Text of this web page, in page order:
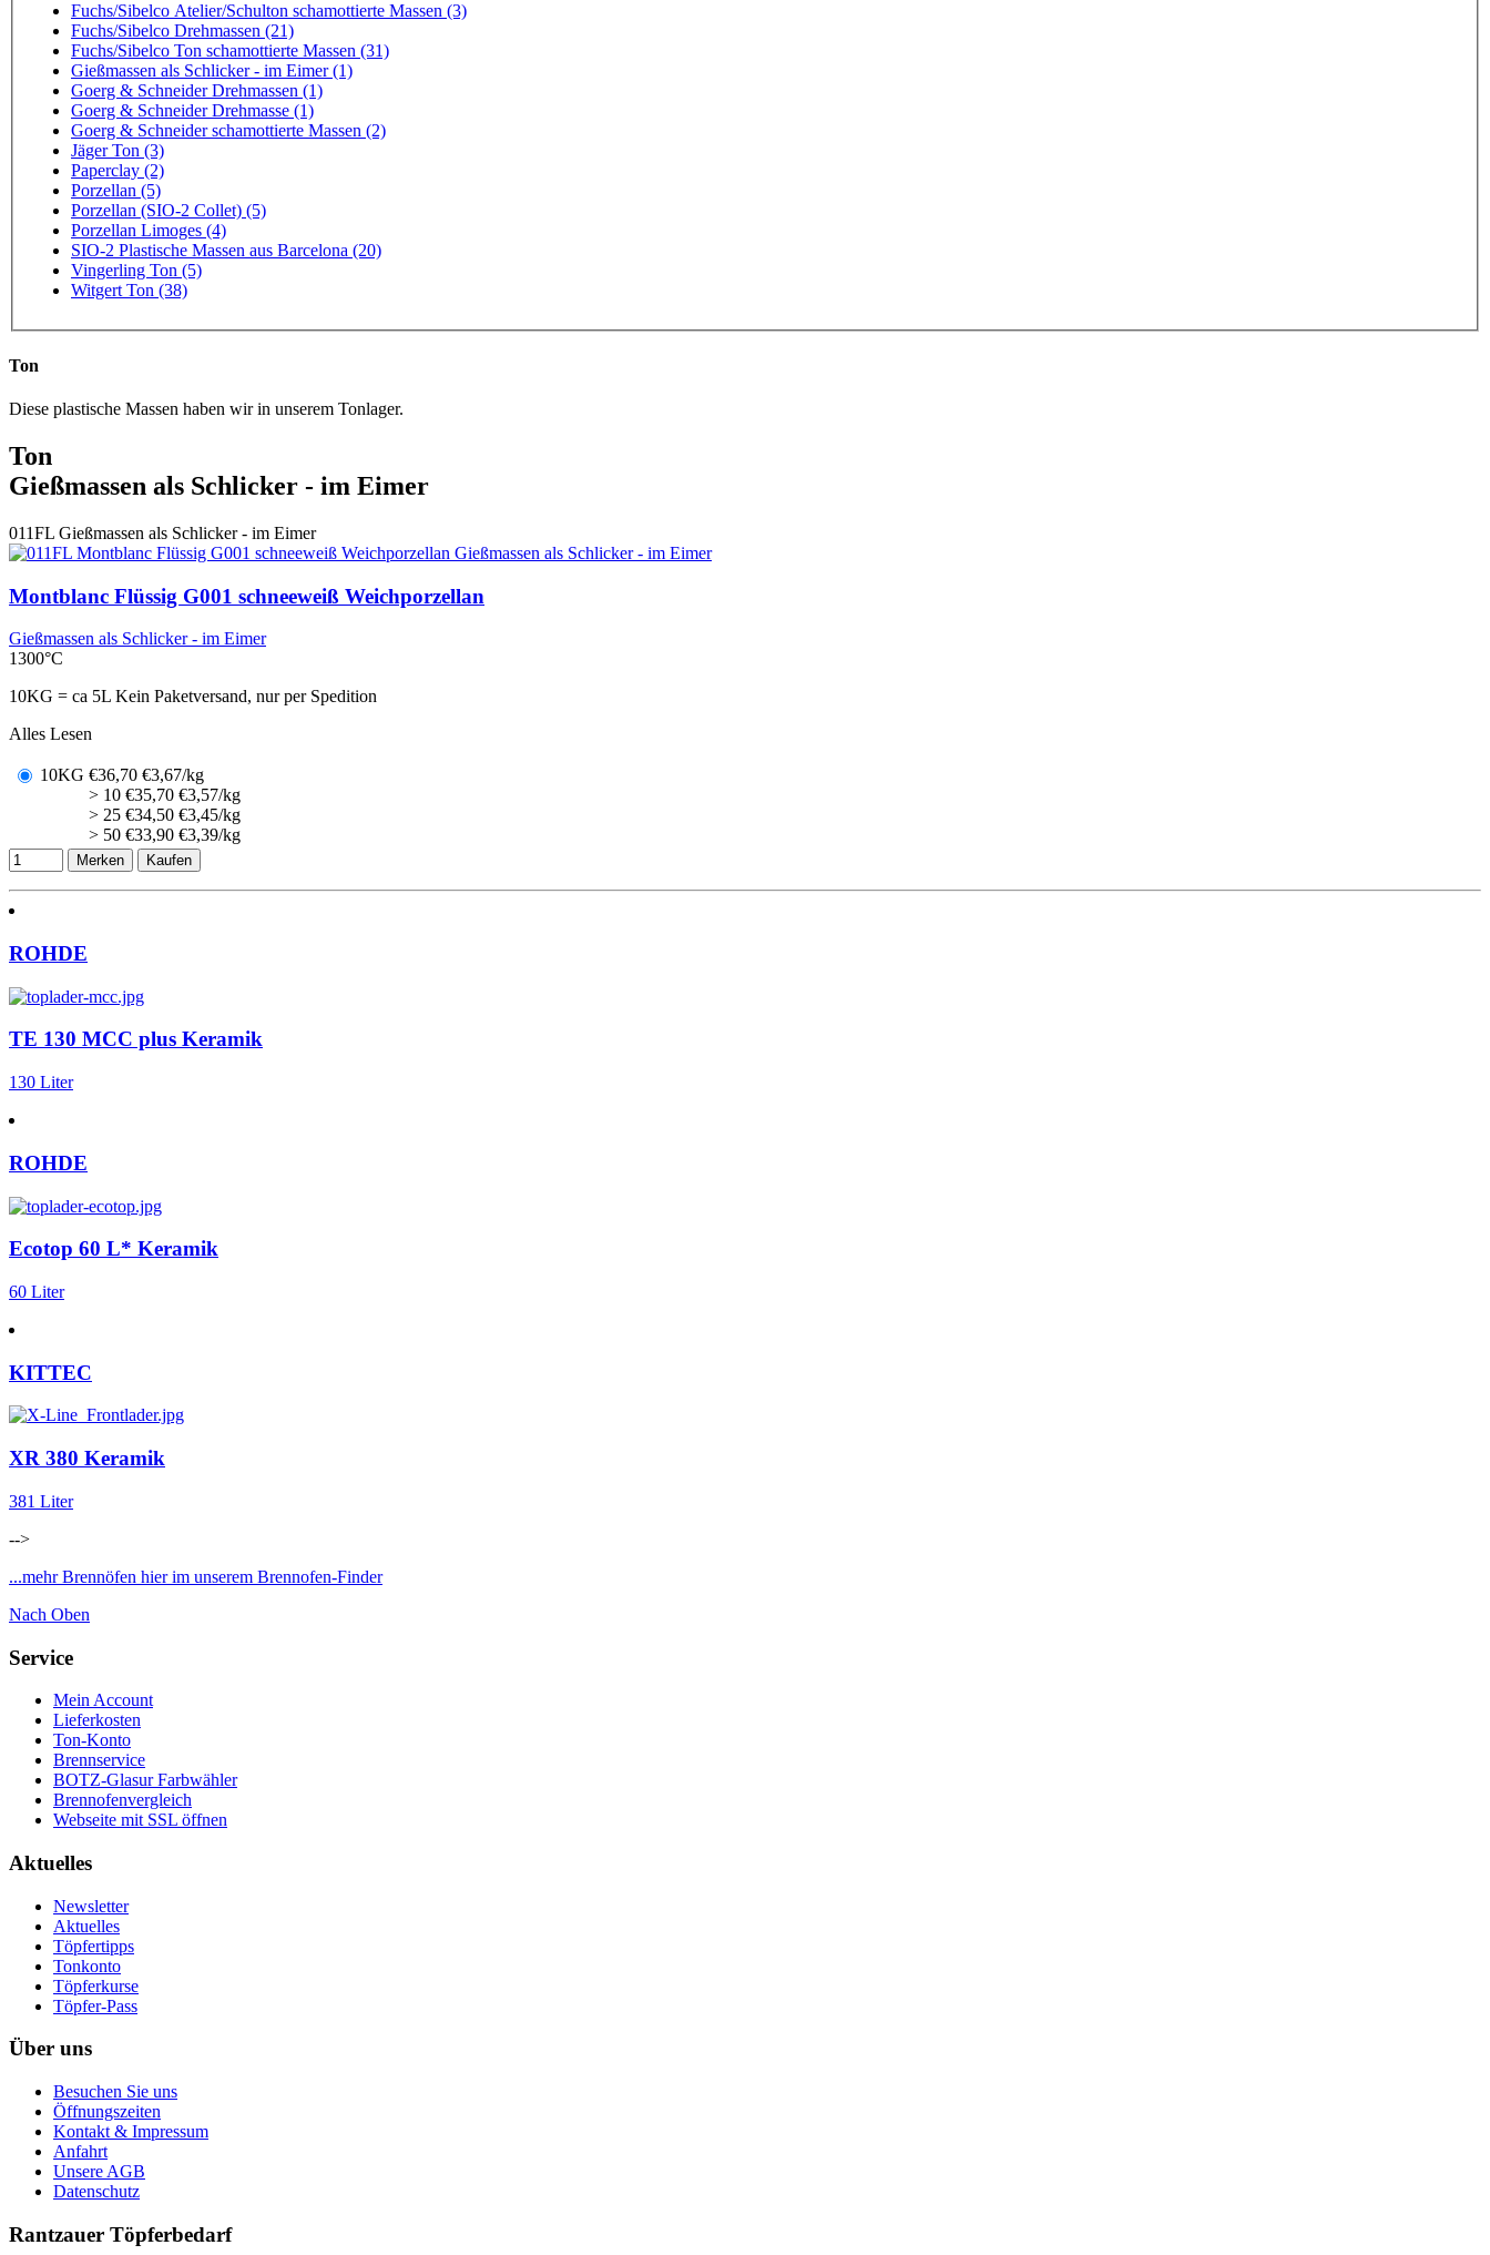
Fuchs/Sibelco Atelier/Schulton schamottierte Massen (3)
Fuchs/Sibelco Drehmassen (21)
Fuchs/Sibelco Ton schamottierte Massen (31)
Gießmassen als Schlicker - im Eimer (1)
Goerg & Schneider Drehmassen (1)
Goerg & Schneider Drehmasse (1)
Goerg & Schneider schamottierte Massen (2)
Jäger Ton (3)
Paperclay (2)
Porzellan (5)
Porzellan (SIO-2 Collet) (5)
Porzellan Limoges (4)
SIO-2 Plastische Massen aus Barcelona (20)
Vingerling Ton (5)
Witgert Ton (38)
Ton
Diese plastische Massen haben wir in unserem Tonlager.
Ton
Gießmassen als Schlicker - im Eimer
011FL Gießmassen als Schlicker - im Eimer
Montblanc Flüssig G001 schneeweiß Weichporzellan
Gießmassen als Schlicker - im Eimer
1300°C
10KG = ca 5L Kein Paketversand, nur per Spedition
Alles Lesen
10KG €36,70 €3,67/kg
> 10 €35,70 €3,57/kg
> 25 €34,50 €3,45/kg
> 50 €33,90 €3,39/kg
Merken Kaufen
ROHDE
TE 130 MCC plus Keramik
130 Liter
ROHDE
Ecotop 60 L* Keramik
60 Liter
KITTEC
XR 380 Keramik
381 Liter
-->
...mehr Brennöfen hier im unserem Brennofen-Finder
Nach Oben
Service
Mein Account
Lieferkosten
Ton-Konto
Brennservice
BOTZ-Glasur Farbwähler
Brennofenvergleich
Webseite mit SSL öffnen
Aktuelles
Newsletter
Aktuelles
Töpfertipps
Tonkonto
Töpferkurse
Töpfer-Pass
Über uns
Besuchen Sie uns
Öffnungszeiten
Kontakt & Impressum
Anfahrt
Unsere AGB
Datenschutz
Rantzauer Töpferbedarf